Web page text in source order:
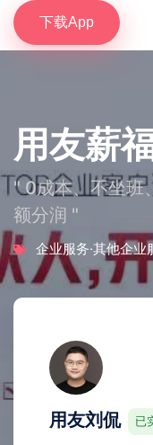
下载App
用友薪
" 0成本、不坐班
额分润 "
企业服务·其他企业
用友刘侃 已